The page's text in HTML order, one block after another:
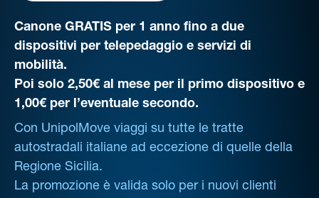
Canone GRATIS per 1 anno fino a due
dispositivi per telepedaggio e servizi di
mobilità.
Poi solo 2,50€ al mese per il primo dispositivo e
1,00€ per l’eventuale secondo.
Con UnipolMove viaggi su tutte le tratte
autostradali italiane ad eccezione di quelle della
Regione Sicilia.
La promozione è valida solo per i nuovi clienti